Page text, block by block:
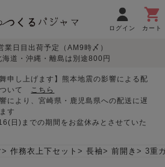
ログイン カート
ィースパジャマ
目的別で
さがす
入院・介護
胸が目立たない
デザインで
さがす
つくるパジャマとは
業日目出荷予定（AM9時〆）
道・沖縄・離島は別途800円
申し上げます】熊本地震の影響による配
ついて こちら
により、宮崎県・鹿児島県への配送に遅
す
日)までの期間をお盆休みとさせていた
作務衣上下セット 長袖 前開き 3重